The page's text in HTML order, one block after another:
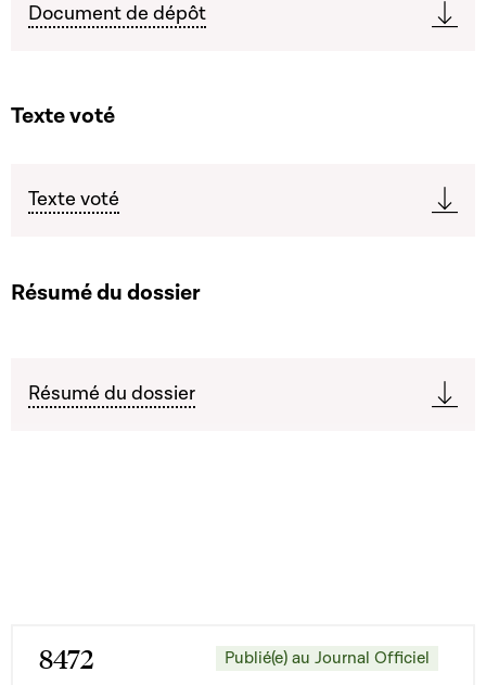
Document de dépôt
Texte voté
Texte voté
Résumé du dossier
Résumé du dossier
8472
Publié(e) au Journal Officiel